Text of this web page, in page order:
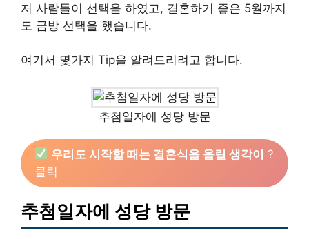
저 사람들이 선택을 하였고, 결혼하기 좋은 5월까지
도 금방 선택을 했습니다.
여기서 몇가지 Tip을 알려드리려고 합니다.
추첨일자에 성당 방문
우리도 시작할 때는 결혼식을 올릴 생각이 ?
클릭
추첨일자에 성당 방문